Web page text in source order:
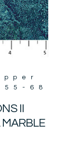
68
II
MARBLE